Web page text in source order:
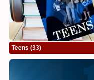
Teens (33)